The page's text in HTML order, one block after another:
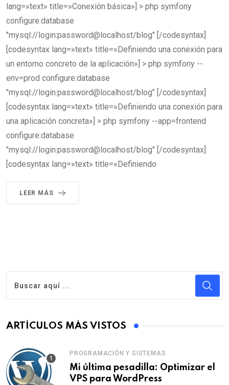
lang=»text» title=»Conexión básica»] > php symfony
configure:database
"mysql://login:password@localhost/blog" [/codesyntax]
[codesyntax lang=»text» title=»Definiendo una conexión para
un entorno concreto de la aplicación»] > php symfony --
env=prod configure:database
"mysql://login:password@localhost/blog" [/codesyntax]
[codesyntax lang=»text» title=»Definiendo una conexión para
una aplicación concreta»] > php symfony --app=frontend
configure:database
"mysql://login:password@localhost/blog" [/codesyntax]
[codesyntax lang=»text» title=»Definiendo
LEER MÁS
ARTÍCULOS MÁS VISTOS
PROGRAMACIÓN Y SISTEMAS
Mi última pesadilla: Optimizar el
VPS para WordPress